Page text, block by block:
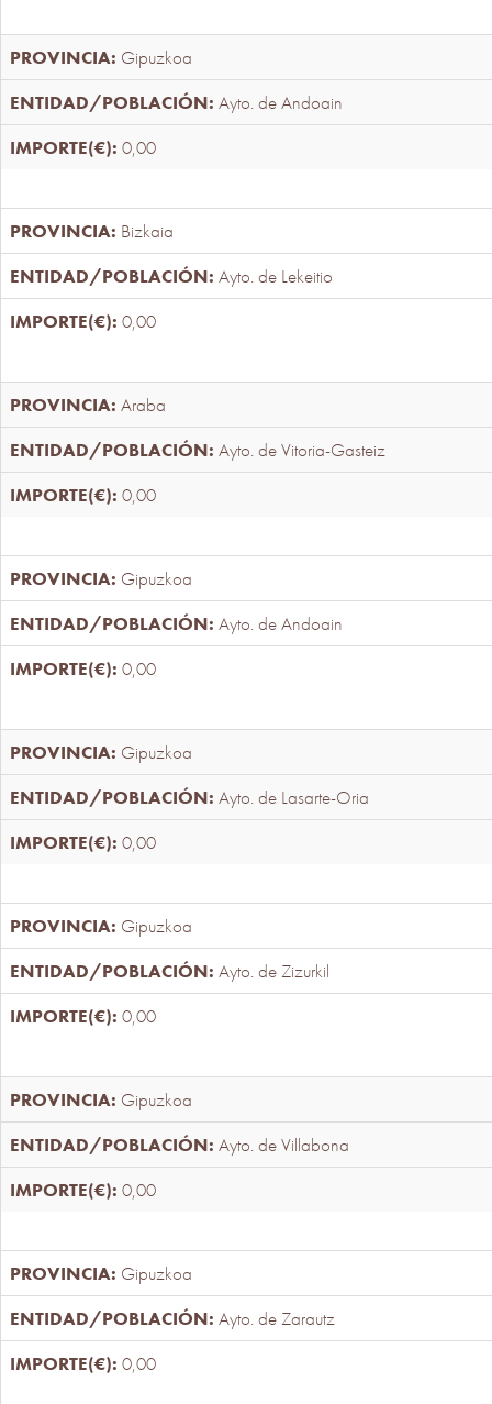
Gipuzkoa
Ayto. de Andoain
0,00
Bizkaia
Ayto. de Lekeitio
0,00
Araba
Ayto. de Vitoria-Gasteiz
0,00
Gipuzkoa
Ayto. de Andoain
0,00
Gipuzkoa
Ayto. de Lasarte-Oria
0,00
Gipuzkoa
Ayto. de Zizurkil
0,00
Gipuzkoa
Ayto. de Villabona
0,00
Gipuzkoa
Ayto. de Zarautz
0,00